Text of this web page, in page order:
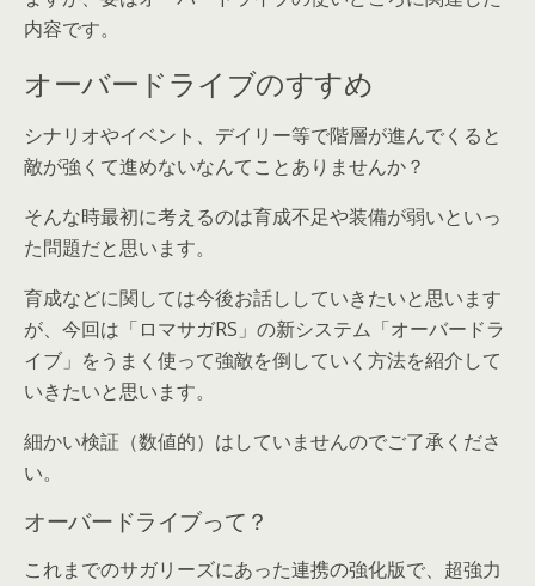
内容です。
オーバードライブのすすめ
シナリオやイベント、デイリー等で階層が進んでくると
敵が強くて進めないなんてことありませんか？
そんな時最初に考えるのは育成不足や装備が弱いといっ
た問題だと思います。
育成などに関しては今後お話ししていきたいと思います
が、今回は「ロマサガRS」の新システム「オーバードラ
イブ」をうまく使って強敵を倒していく方法を紹介して
いきたいと思います。
細かい検証（数値的）はしていませんのでご了承くださ
い。
オーバードライブって？
これまでのサガリーズにあった連携の強化版で、超強力